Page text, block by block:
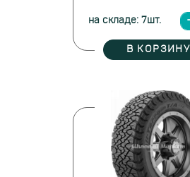
на складе: 7шт.
В КОРЗИНУ